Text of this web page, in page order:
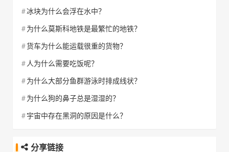
冰块为什么会浮在水中？
为什么莫斯科地铁是最繁忙的地铁？
货车为什么能运载很重的货物？
人为什么需要吃饭呢？
为什么大部分鱼群游泳时排成线状？
为什么狗的鼻子总是湿湿的？
宇宙中存在黑洞的原因是什么？
分享链接